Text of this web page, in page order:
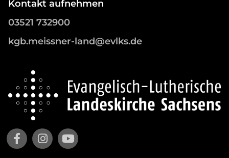
Kontakt aufnehmen
03521 732900
kgb.meissner-land@evlks.de